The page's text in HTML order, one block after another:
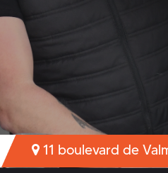
11 boulevard de